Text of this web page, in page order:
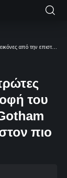
ετοιμάζεται να βυθιστεί στον πιο σκοτεινό του χειμώνα
του
πιο